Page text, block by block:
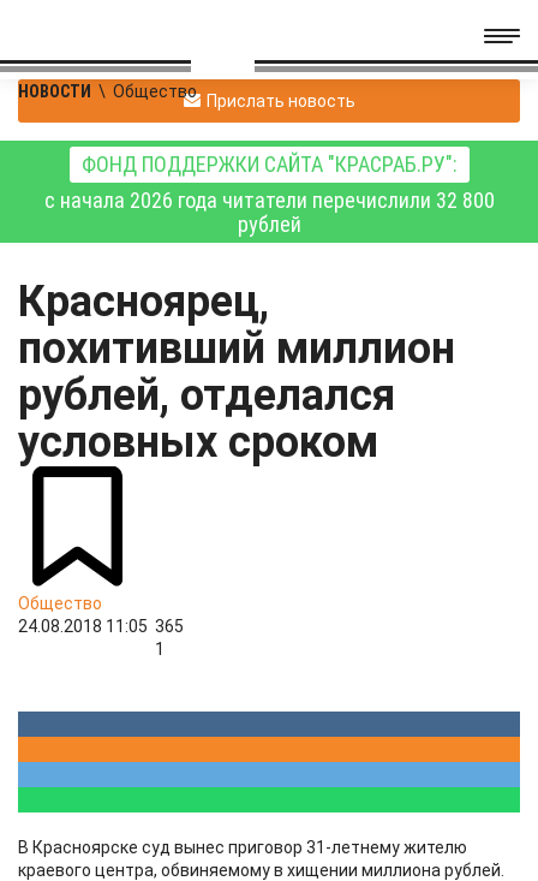
НОВОСТИ \ Общество Прислать новость
ФОНД ПОДДЕРЖКИ САЙТА "КРАСРАБ.РУ":
с начала 2026 года читатели перечислили 32 800
рублей
Красноярец,
похитивший миллион
рублей, отделался
условных сроком
Общество
24.08.2018 11:05 365
1
В Красноярске суд вынес приговор 31-летнему жителю
краевого центра, обвиняемому в хищении миллиона рублей.